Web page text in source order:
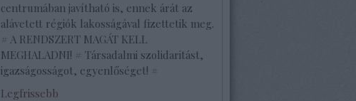
centrumában javítható is, ennek árát az
alávetett régiók lakosságával fizettetik meg.
# A RENDSZERT MAGÁT KELL
MEGHALADNI! # Társadalmi szolidaritást,
igazságosságot, egyenlőséget! #
Legfrissebb